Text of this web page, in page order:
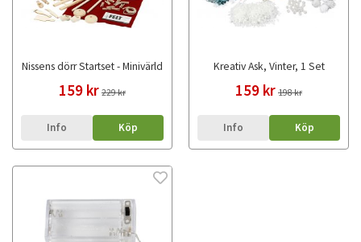
Nissens dörr Startset - Minivärld
159 kr 229 kr
Info Köp
Kreativ Ask, Vinter, 1 Set
159 kr 198 kr
Info Köp